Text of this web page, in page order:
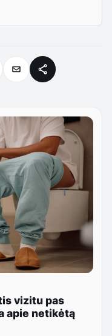
vizitu pas
apie netikėtą